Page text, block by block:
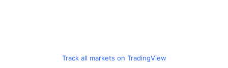
Track all markets on TradingView